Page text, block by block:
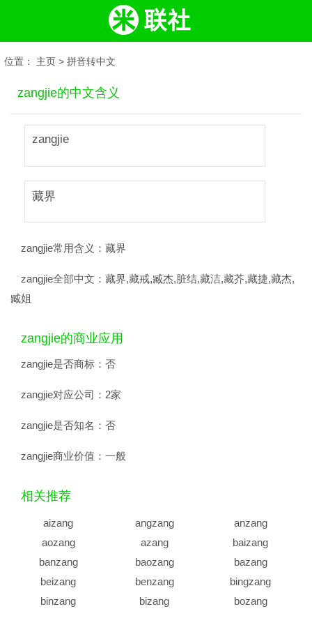
位置： 主页 > 拼音转中文
zangjie的中文含义
zangjie
藏界
zangjie常用含义： 藏界
zangjie全部中文： 藏界,藏戒,臧杰,脏结,藏洁,藏芥,藏捷,藏杰,
臧姐
zangjie的商业应用
zangjie是否商标： 否
zangjie对应公司： 2家
zangjie是否知名： 否
zangjie商业价值： 一般
相关推荐
aizang angzang
anzang
aozang
azang
baizang
banzang
baozang
bazang
beizang
benzang
bingzang
binzang
bizang
bozang